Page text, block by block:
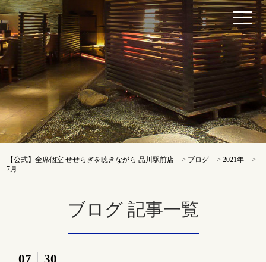
【公式】全席個室 せせらぎを聴きながら 品川駅前店 > ブログ >2021年
>
7月
ブログ 記事一覧
07 30